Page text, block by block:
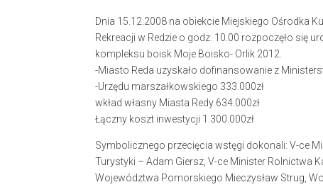
Dnia 15.12.2008 na obiekcie Miejskiego Ośrodka
Rekreacji w Redzie o godz. 10.00 rozpoczęło się
kompleksu boisk Moje Boisko- Orlik 2012.
-Miasto Reda uzyskało dofinansowanie z
-Urzędu marszałkowskiego 333.000zł
wkład własny Miasta Redy 634.000zł
Łączny koszt inwestycji 1.300.000zł
Symbolicznego przecięcia wstęgi dokonali: V-ce
Turystyki – Adam Giersz, V-ce Minister Rolnictwa
Województwa Pomorskiego Mieczysław Strug,